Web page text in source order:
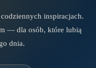
inspiracjach.
— dla osób, które lubią
dnia.